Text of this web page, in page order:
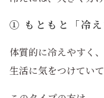
① もともと「冷
体質的に冷えやすく、
生活に気をつけてい